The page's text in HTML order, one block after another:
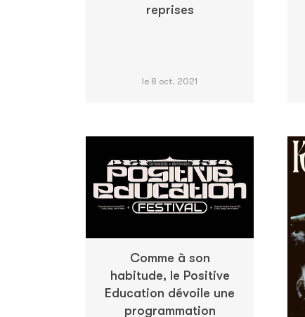
reprises
le 8 oct. 2021
Comme à son
habitude, le Positive
Education dévoile une
programmation